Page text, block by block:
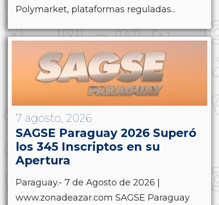
Polymarket, plataformas reguladas...
7 agosto, 2026
SAGSE Paraguay 2026 Superó
los 345 Inscriptos en su
Apertura
Paraguay.- 7 de Agosto de 2026 |
www.zonadeazar.com SAGSE Paraguay